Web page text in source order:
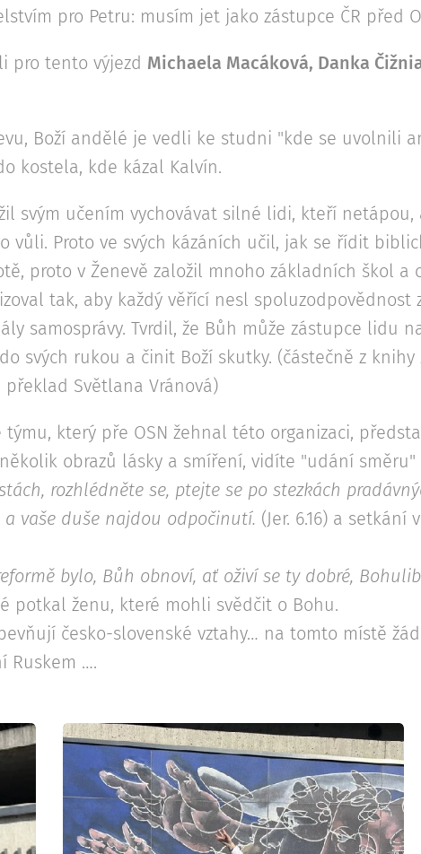
pro Petru: musím jet jako zástupce ČR před
pro tento výjezd Michaela Macáková, Danka
Boží andělé je vedli ke studni "kde se uvolnili
kostela, kde kázal Kalvín.
svým učením vychovávat silné lidi, kteří
vůli. Proto ve svých kázáních učil, jak se řídit
proto v Ženevě založil mnoho základních škol a
tak, aby každý věřící nesl spoluzodpovědnost
samosprávy. Tvrdil, že Bůh může zástupce lidu
svých rukou a činit Boží skutky. (částečně z
překlad Světlana Vránová)
týmu, který pře OSN žehnal této organizaci,
obrazů lásky a smíření, vidíte "udání směru"
rozhlédněte se, ptejte se po stezkách
a vaše duše najdou odpočinutí. (Jer. 6.16) a
bylo, Bůh obnoví, ať oživí se ty dobré,
potkal ženu, které mohli svědčit o Bohu.
česko-slovenské vztahy… na tomto místě
Ruskem ….